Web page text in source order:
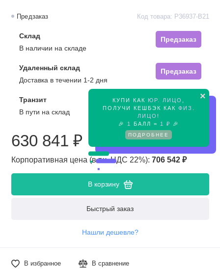
×
КУПИ КАК ЮР. ЛИЦО
ПОЛУЧИ КЕШБЭК КАК ФИЗ.
ЛИЦО !
🎉
1 БАЛЛ = 1 ₽ 🎉
ПОДРОБНЕЕ
Предзаказ Код товара: P36937-B21
Склад
Предзаказ
В наличии на складе
Удаленный склад
Предзаказ
Доставка в течении 1-2 дня
Транзит
Предзаказ
В пути на склад
630 841 ₽
Корпоративная цена (в т.ч. НДС 22%): 706 542 ₽
В корзину
Быстрый заказ
Нашли дешевле?
В избранное В сравнение